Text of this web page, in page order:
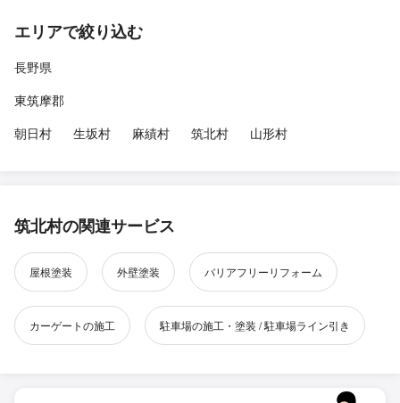
エリアで絞り込む
長野県
東筑摩郡
朝日村
生坂村 麻績村 筑北村 山形村
筑北村の関連サービス
屋根塗装 外壁塗装 バリアフリーリフォーム
カーゲートの施工 駐車場の施工・塗装 / 駐車場ライン引き